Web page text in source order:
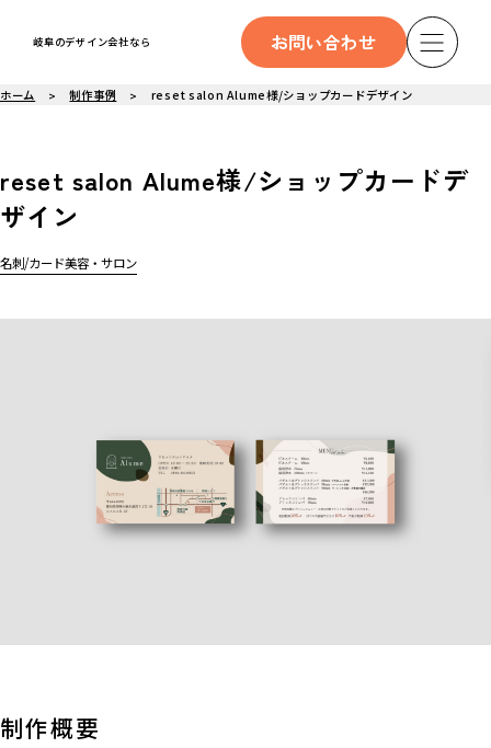
岐阜のデザイン会社なら お問い合わせ
ホーム 制作事例 reset salon Alume様/ショップカードデザイン
reset salon Alume様/ショップカードデ
ザイン
名刺/カード美容・サロン
制作概要